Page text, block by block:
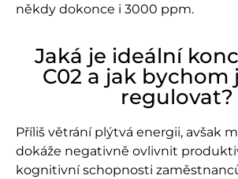
někdy dokonce i 3000 ppm.
Jaká je ideální
C02 a jak bychom
regulovat?
Příliš větrání plýtvá energii, avšak
dokáže negativně ovlivnit
kognitivní schopnosti